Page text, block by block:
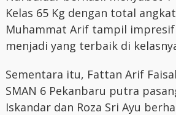
Kelas 65 Kg dengan total
Muhammat Arif tampil
menjadi yang terbaik di
Sementara itu, Fattan Arif
SMAN 6 Pekanbaru putra
Iskandar dan Roza Sri Ayu